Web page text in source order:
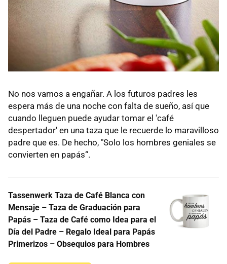
No nos vamos a engañar. A los futuros padres les
espera más de una noche con falta de sueño, así que
cuando lleguen puede ayudar tomar el 'café
despertador' en una taza que le recuerde lo maravilloso
padre que es. De hecho, "Solo los hombres geniales se
convierten en papás“.
Tassenwerk Taza de Café Blanca con
Mensaje – Taza de Graduación para
Papás – Taza de Café como Idea para el
Día del Padre – Regalo Ideal para Papás
Primerizos – Obsequios para Hombres